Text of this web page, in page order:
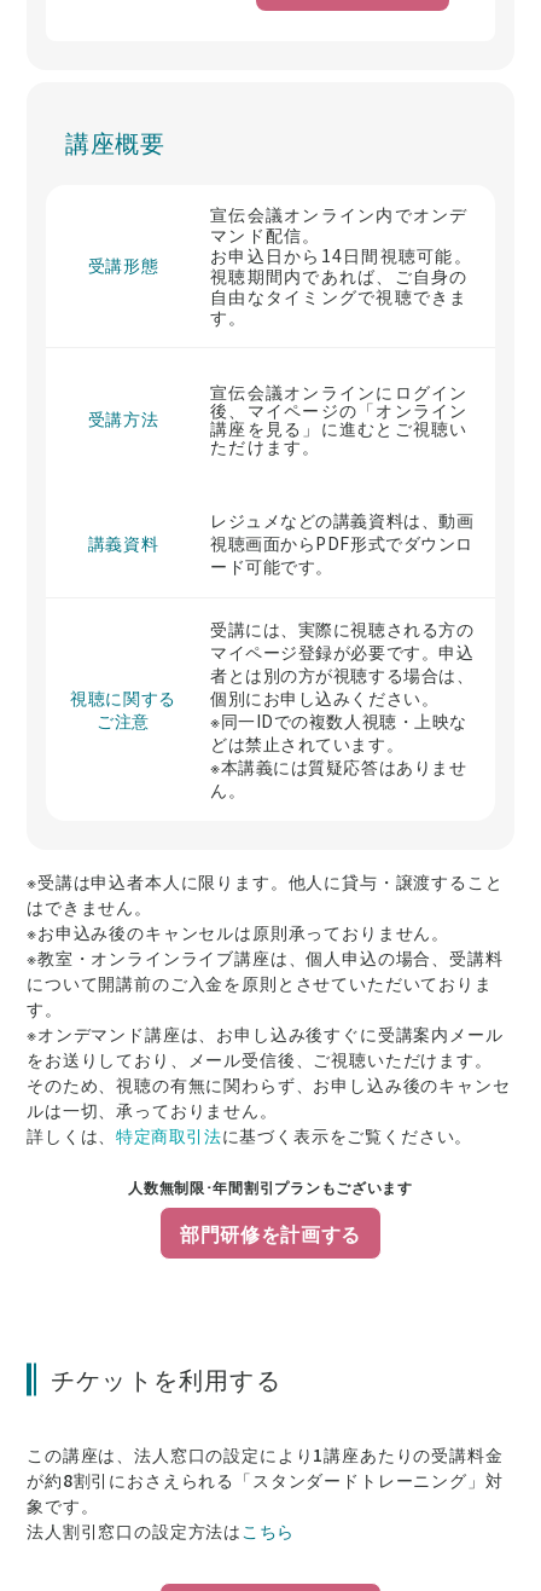
講座概要
受講形態
宣伝会議オンライン内でオンデ
マンド配信。
お申込日から14日間視聴可能。
視聴期間内であれば、ご自身の
自由なタイミングで視聴できま
す。
受講方法
宣伝会議オンラインにログイン
後、マイページの「オンライン
講座を見る」に進むとご視聴い
ただけます。
講義資料
レジュメなどの講義資料は、動画
視聴画面からPDF形式でダウンロ
ード可能です。
視聴に関する
ご注意
受講には、実際に視聴される方の
マイページ登録が必要です。申込
者とは別の方が視聴する場合は、
個別にお申し込みください。
※同一IDでの複数人視聴・上映な
どは禁止されています。
※本講義には質疑応答はありませ
ん。
※受講は申込者本人に限ります。他人に貸与・譲渡すること
はできません。
※お申込み後のキャンセルは原則承っておりません。
※教室・オンラインライブ講座は、個人申込の場合、受講料
について開講前のご入金を原則とさせていただいておりま
す。
※オンデマンド講座は、お申し込み後すぐに受講案内メール
をお送りしており、メール受信後、ご視聴いただけます。
そのため、視聴の有無に関わらず、お申し込み後のキャンセ
ルは一切、承っておりません。
詳しくは、特定商取引法に基づく表示をご覧ください。
人数無制限･年間割引プランもございます
部門研修を計画する
チケットを利用する
この講座は、法人窓口の設定により1講座あたりの受講料金
が約8割引におさえられる「スタンダードトレーニング」対
象です。
法人割引窓口の設定方法は こちら